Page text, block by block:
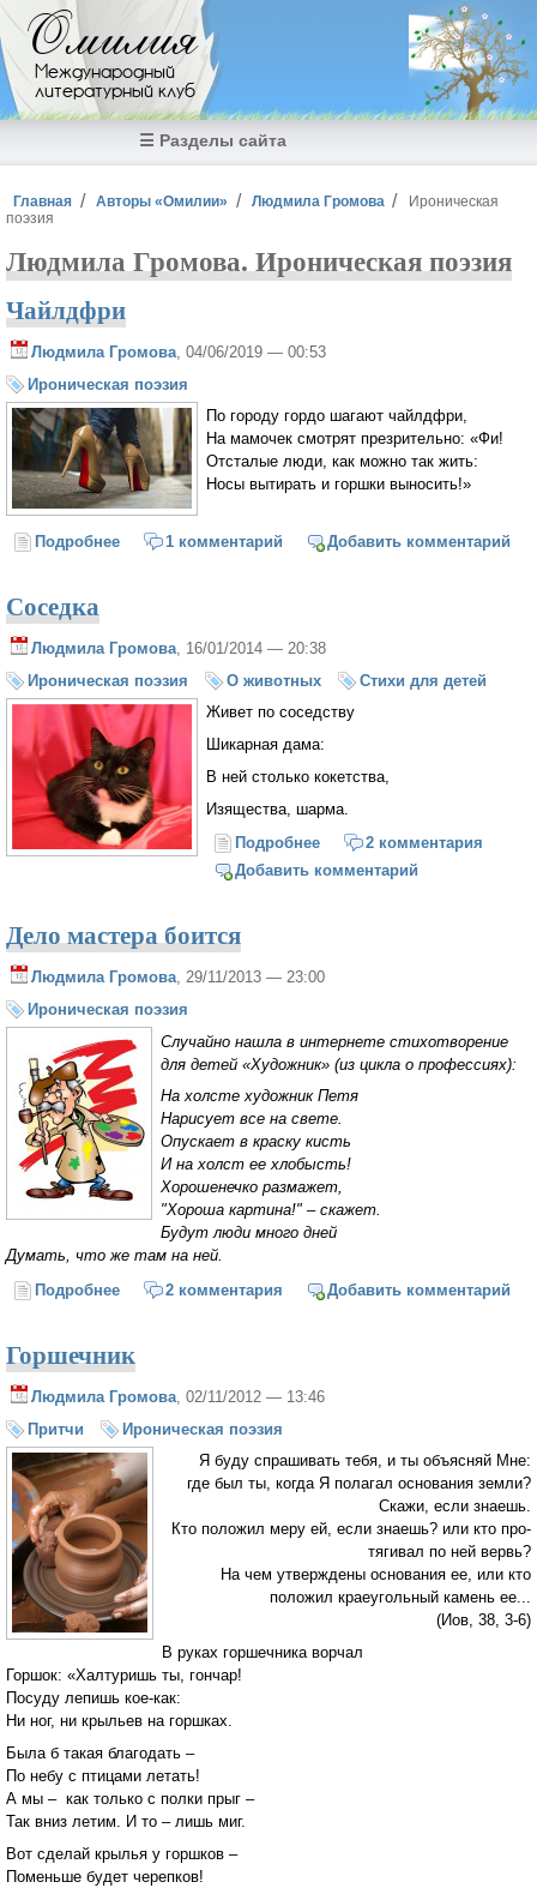
Перейти к основному содержанию
Омилия
Международный
литературный клуб
☰ Разделы сайта
Вы здесь
Главная Авторы «Омилии» Людмила Громова
Ироническая
поэзия
Людмила Громова. Ироническая поэзия
Чайлдфри
Людмила Громова , 04/06/2019 — 00:53
Ироническая поэзия
По городу гордо шагают чайлдфри,
На мамочек смотрят презрительно: «Фи!
Отсталые люди, как можно так жить:
Носы вытирать и горшки выносить!»
Подробнее о Чайлдфри
1 комментарий Добавить комментарий
Соседка
Людмила Громова , 16/01/2014 — 20:38
Ироническая поэзия
О животных
Стихи для детей
Живет по соседству
Шикарная дама:
В ней столько кокетства,
Изящества, шарма.
Подробнее о Соседка2 комментария
Добавить комментарий
Дело мастера боится
Людмила Громова , 29/11/2013 — 23:00
Ироническая поэзия
Случайно нашла в интернете стихотворение
для детей «Художник» (из цикла о профессиях):
На холсте художник Петя
Нарисует все на свете.
Опускает в краску кисть
И на холст ее хлобысть!
Хорошенечко размажет,
"Хороша картина!" – скажет.
Будут люди много дней
Думать, что же там на ней.
Подробнее о Дело мастера боится
2 комментария Добавить комментарий
Горшечник
Людмила Громова , 02/11/2012 — 13:46
Притчи
Ироническая поэзия
Я буду спраши­вать тебя, и ты объясняй Мне:
где был ты, когда Я полагал основания земли?
Скажи, если знаешь.
Кто положил меру ей, если знаешь? или кто про­
тягивал по ней вервь?
На чем утверждены основания ее, или кто
положил краеугольный камень ее...
(Иов, 38, 3-6)
В руках горшечника ворчал
Горшок: «Халтуришь ты, гончар!
Посуду лепишь кое-как:
Ни ног, ни крыльев на горшках.
Была б такая благодать –
По небу с птицами летать!
А мы – как только с полки прыг –
Так вниз летим. И то – лишь миг.
Вот сделай крылья у горшков –
Поменьше будет черепков!